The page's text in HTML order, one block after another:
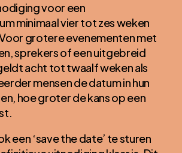
voor een
minimaal vier tot zes weken
grotere evenementen met
sprekers of een uitgebreid
acht tot twaalf weken als
mensen de datum in hun
hoe groter de kans op een
een ‘save the date’ te sturen